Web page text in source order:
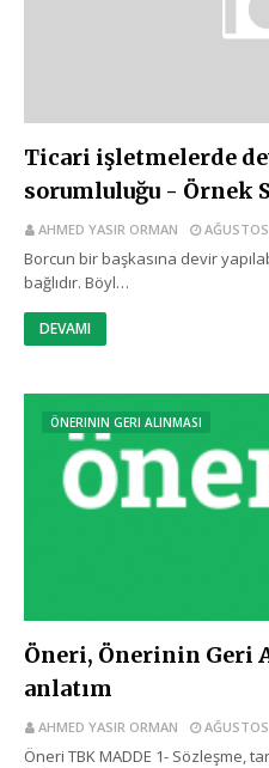
Ticari işletmelerde
sorumluluğu - Örnek
AHMED YASIR ORMAN
Borcun bir başkasına devir
bağlıdır. Böyl…
DEVAMI
ÖNERININ GERI ALINMASI
Öneri, Önerinin Geri
anlatım
AHMED YASIR ORMAN
Öneri TBK MADDE 1- Sözleşme,